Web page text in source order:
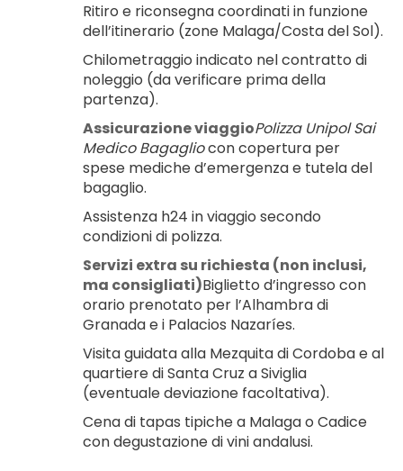
Ritiro e riconsegna coordinati in funzione
dell’itinerario (zone Malaga/Costa del Sol).
Chilometraggio indicato nel contratto di
noleggio (da verificare prima della
partenza).
Assicurazione viaggioPolizza Unipol Sai
Medico Bagaglio con copertura per
spese mediche d’emergenza e tutela del
bagaglio.
Assistenza h24 in viaggio secondo
condizioni di polizza.
Servizi extra su richiesta (non inclusi,
ma consigliati)Biglietto d’ingresso con
orario prenotato per l’Alhambra di
Granada e i Palacios Nazaríes.
Visita guidata alla Mezquita di Cordoba e al
quartiere di Santa Cruz a Siviglia
(eventuale deviazione facoltativa).
Cena di tapas tipiche a Malaga o Cadice
con degustazione di vini andalusi.